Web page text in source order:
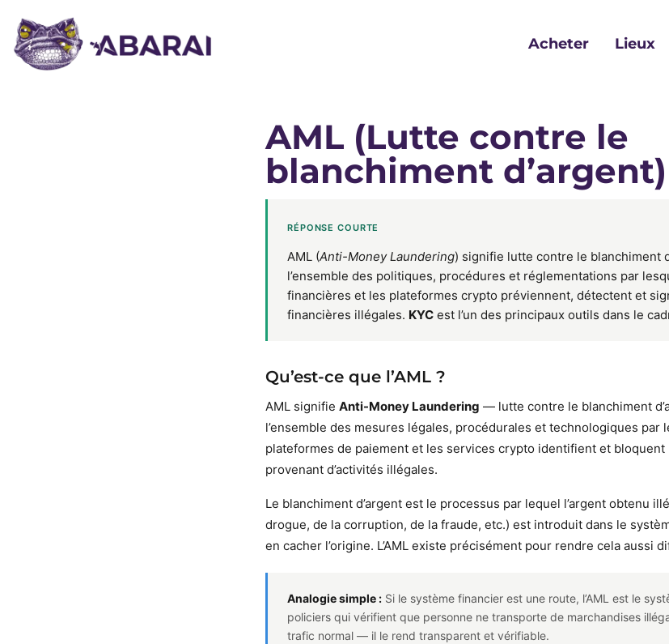
Acheter Lieux
AML (Lutte contre le
blanchiment d’argent)
RÉPONSE COURTE
AML (Anti-Money Laundering) signifie lutte contre le blanchiment
l’ensemble des politiques, procédures et réglementations par
financières et les plateformes crypto préviennent, détectent et
financières illégales. KYC est l’un des principaux outils dans le
Qu’est-ce que l’AML ?
AML signifie Anti-Money Laundering — lutte contre le blanchiment
l’ensemble des mesures légales, procédurales et technologiques par
plateformes de paiement et les services crypto identifient et
provenant d’activités illégales.
Le blanchiment d’argent est le processus par lequel l’argent obtenu
drogue, de la corruption, de la fraude, etc.) est introduit dans le
en cacher l’origine. L’AML existe précisément pour rendre cela aussi
Analogie simple : Si le système financier est une route, l’AML est le
policiers qui vérifient que personne ne transporte de marchandises
trafic normal — il le rend transparent et vérifiable.